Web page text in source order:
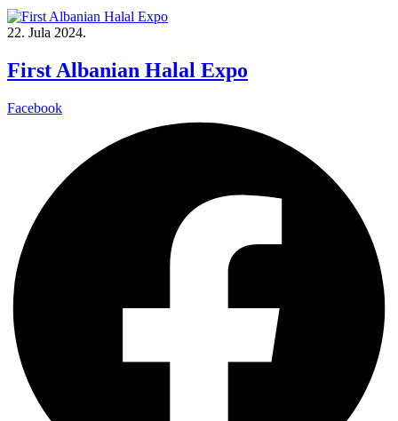
22. Jula 2024.
First Albanian Halal Expo
Facebook